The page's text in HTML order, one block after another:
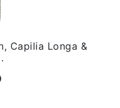
Capilia Longa &